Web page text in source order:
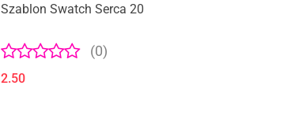
Szablon Swatch Serca 20
(0)
2.50